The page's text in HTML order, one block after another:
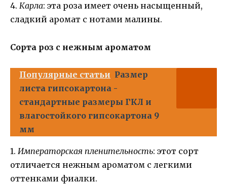
4. Карла: эта роза имеет очень насыщенный,
сладкий аромат с нотами малины.
Сорта роз с нежным ароматом
Популярные статьи Размер
листа гипсокартона -
стандартные размеры ГКЛ и
влагостойкого гипсокартона 9
мм
1. Императорская пленительность: этот сорт
отличается нежным ароматом с легкими
оттенками фиалки.